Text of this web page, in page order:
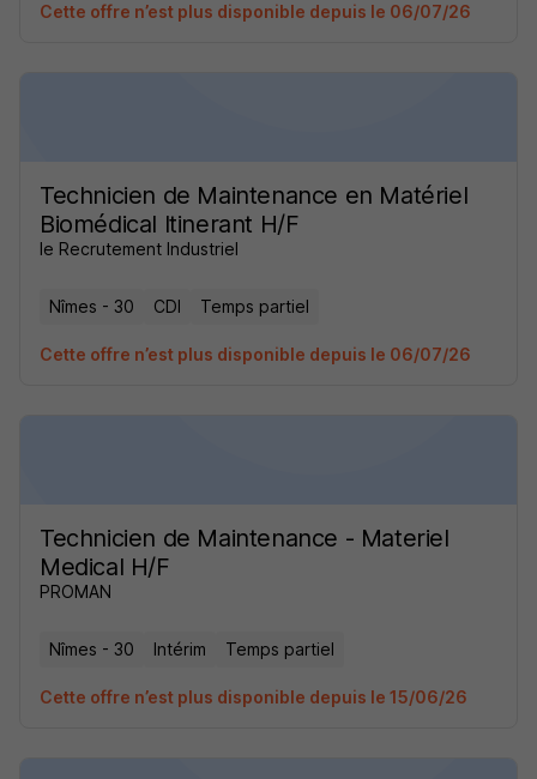
Cette offre n’est plus disponible depuis le 06/07/26
Technicien de Maintenance en Matériel
Biomédical Itinerant H/F
le Recrutement Industriel
Nîmes - 30 CDI Temps partiel
Cette offre n’est plus disponible depuis le 06/07/26
Technicien de Maintenance - Materiel
Medical H/F
PROMAN
Nîmes - 30 Intérim Temps partiel
Cette offre n’est plus disponible depuis le 15/06/26